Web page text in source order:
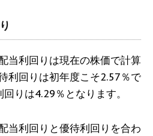
当利回りは現在の株価で計算
利回りは初年度こそ2.57％で
りは4.29％となります。
当利回りと優待利回りを合わ